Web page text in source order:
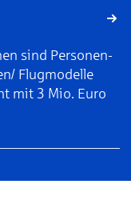
sind Personen-
Flugmodelle
mit 3 Mio. Euro